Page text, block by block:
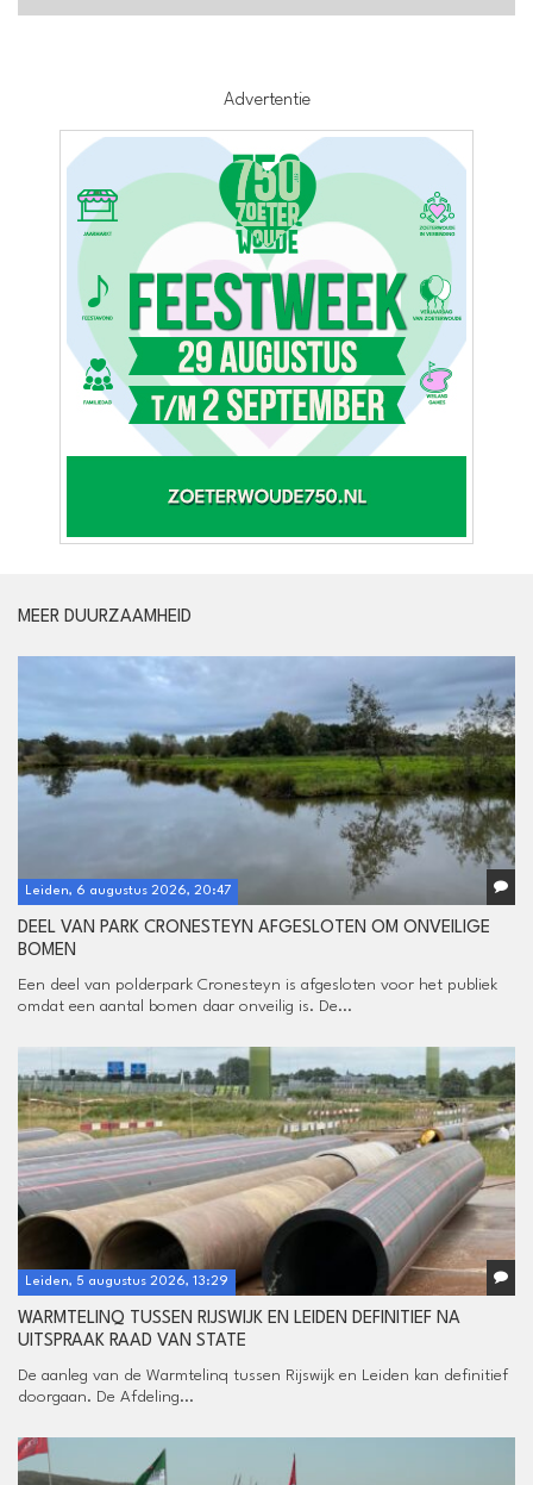
Advertentie
MEER DUURZAAMHEID
Leiden, 6 augustus 2026, 20:47
DEEL VAN PARK CRONESTEYN AFGESLOTEN OM ONVEILIGE
BOMEN
Een deel van polderpark Cronesteyn is afgesloten voor het publiek
omdat een aantal bomen daar onveilig is. De...
Leiden, 5 augustus 2026, 13:29
WARMTELINQ TUSSEN RIJSWIJK EN LEIDEN DEFINITIEF NA
UITSPRAAK RAAD VAN STATE
De aanleg van de Warmtelinq tussen Rijswijk en Leiden kan definitief
doorgaan. De Afdeling...